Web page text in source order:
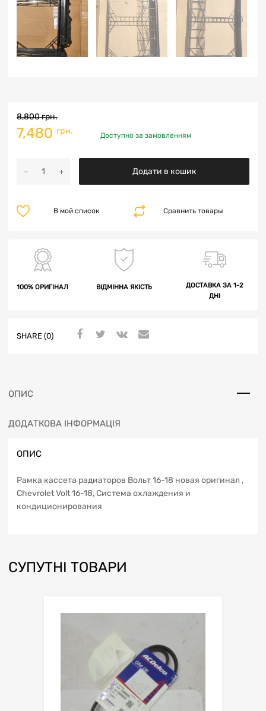
8,800грн.
7,480 грн. Доступно за замовленням
Додати в кошик
Сравнить товары
В мой список
100% ОРИГІНАЛ ВІДМІННА ЯКІСТЬ
ДОСТАВКА ЗА 1-2
ДНІ
SHARE (0)
ОПИС
ДОДАТКОВА ІНФОРМАЦІЯ
ОПИС
Рамка кассета радиаторов Вольт 16-18 новая оригинал ,
Chevrolet Volt 16-18, Система охлаждения и
кондиционирования
СУПУТНІ ТОВАРИ